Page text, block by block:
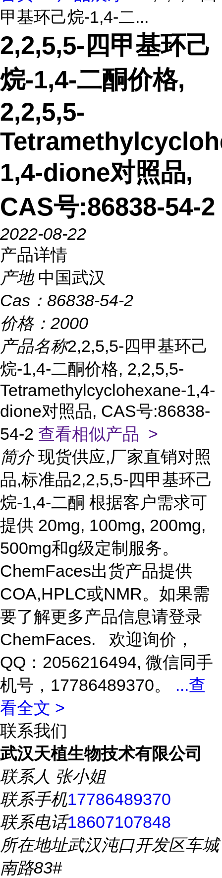
甲基环己烷-1,4-二...
2,2,5,5-四甲基环己
烷-1,4-二酮价格,
2,2,5,5-
1,4-dione对照品,
CAS号:86838-54-2
2022-08-22
产品详情
产地 中国武汉
Cas： 86838-54-2
价格： 2000
产品名称2,2,5,5-四甲基环己
烷-1,4-二酮价格, 2,2,5,5-
Tetramethylcyclohexane-1,4-
dione对照品, CAS号:86838-
54-2 查看相似产品 >
简介 现货供应,厂家直销对照
品,标准品2,2,5,5-四甲基环己
烷-1,4-二酮 根据客户需求可
提供 20mg, 100mg, 200mg,
500mg和g级定制服务。
ChemFaces出货产品提供
COA,HPLC或NMR。如果需
要了解更多产品信息请登录
ChemFaces. 欢迎询价，
QQ：2056216494, 微信同手
机号，17786489370。
...查
看全文 >
联系我们
武汉天植生物技术有限公司
联系人 张小姐
联系手机17786489370
联系电话18607107848
所在地址武汉沌口开发区车城
南路83#